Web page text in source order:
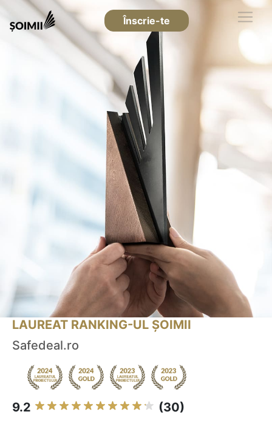
Înscrie-te
LAUREAT RANKING-UL ȘOIMII
Safedeal.ro
9.2 (30)